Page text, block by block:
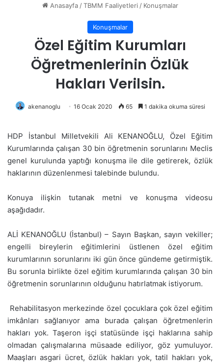
Anasayfa / TBMM Faaliyetleri / Konuşmalar
Konuşmalar
Özel Eğitim Kurumları
Öğretmenlerinin Özlük
Hakları Verilsin.
akenanoglu 16 Ocak 2020 65 1 dakika okuma süresi
HDP İstanbul Milletvekili Ali KENANOĞLU, Özel Eğitim
Kurumlarında çalışan 30 bin öğretmenin sorunlarını Meclis
genel kurulunda yaptığı konuşma ile dile getirerek, özlük
haklarının düzenlenmesi talebinde bulundu.
Konuya ilişkin tutanak metni ve konuşma videosu
aşağıdadır.
ALİ KENANOĞLU (İstanbul) – Sayın Başkan, sayın vekiller;
engelli bireylerin eğitimlerini üstlenen özel eğitim
kurumlarının sorunlarını iki gün önce gündeme getirmiştik.
Bu sorunla birlikte özel eğitim kurumlarında çalışan 30 bin
öğretmenin sorunlarının olduğunu hatırlatmak istiyorum.
Rehabilitasyon merkezinde özel çocuklara çok özel eğitim
imkânları sağlanıyor ama burada çalışan öğretmenlerin
hakları yok. Taşeron işçi statüsünde işçi haklarına sahip
olmadan çalışmalarına müsaade ediliyor, göz yumuluyor.
Maaşları asgari ücret, özlük hakları yok, tatil hakları yok,